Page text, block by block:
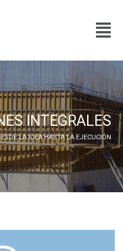
INTEGRALES
LA IDEA HASTA LA EJECUCIÓN